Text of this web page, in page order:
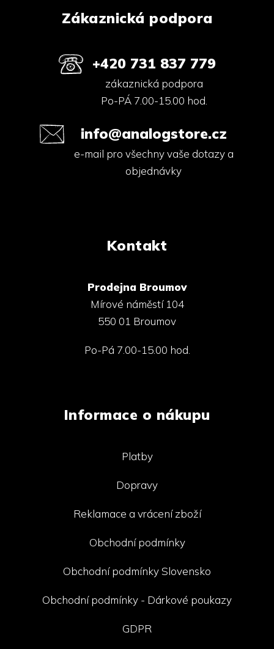
Zákaznická podpora
+420 731 837 779
zákaznická podpora
Po-PÁ 7.00-15.00 hod.
info@analogstore.cz
e-mail pro všechny vaše dotazy a
objednávky
Kontakt
Prodejna Broumov
Mírové náměstí 104
550 01 Broumov
Po-Pá 7.00-15.00 hod.
Informace o nákupu
Platby
Dopravy
Reklamace a vrácení zboží
Obchodní podmínky
Obchodní podmínky Slovensko
Obchodní podmínky - Dárkové poukazy
GDPR